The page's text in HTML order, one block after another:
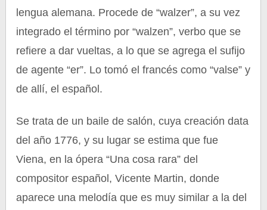
lengua alemana. Procede de “walzer”, a su vez
integrado el término por “walzen”, verbo que se
refiere a dar vueltas, a lo que se agrega el sufijo
de agente “er”. Lo tomó el francés como “valse” y
de allí, el español.
Se trata de un baile de salón, cuya creación data
del año 1776, y su lugar se estima que fue
Viena, en la ópera “Una cosa rara” del
compositor español, Vicente Martin, donde
aparece una melodía que es muy similar a la del